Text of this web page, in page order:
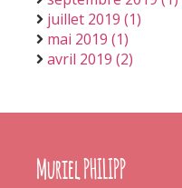
juillet 2019 (1)
mai 2019 (1)
avril 2019 (2)
Muriel PHILIPP